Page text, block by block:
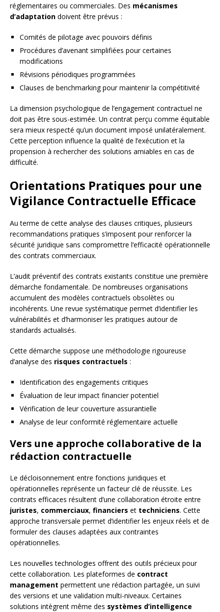
réglementaires ou commerciales. Des mécanismes
d’adaptation doivent être prévus :
Comités de pilotage avec pouvoirs définis
Procédures d’avenant simplifiées pour certaines
modifications
Révisions périodiques programmées
Clauses de benchmarking pour maintenir la compétitivité
La dimension psychologique de l’engagement contractuel ne
doit pas être sous-estimée. Un contrat perçu comme équitable
sera mieux respecté qu’un document imposé unilatéralement.
Cette perception influence la qualité de l’exécution et la
propension à rechercher des solutions amiables en cas de
difficulté.
Orientations Pratiques pour une
Vigilance Contractuelle Efficace
Au terme de cette analyse des clauses critiques, plusieurs
recommandations pratiques s’imposent pour renforcer la
sécurité juridique sans compromettre l’efficacité opérationnelle
des contrats commerciaux.
L’audit préventif des contrats existants constitue une première
démarche fondamentale. De nombreuses organisations
accumulent des modèles contractuels obsolètes ou
incohérents. Une revue systématique permet d’identifier les
vulnérabilités et d’harmoniser les pratiques autour de
standards actualisés.
Cette démarche suppose une méthodologie rigoureuse
d’analyse des risques contractuels :
Identification des engagements critiques
Évaluation de leur impact financier potentiel
Vérification de leur couverture assurantielle
Analyse de leur conformité réglementaire actuelle
Vers une approche collaborative de la
rédaction contractuelle
Le décloisonnement entre fonctions juridiques et
opérationnelles représente un facteur clé de réussite. Les
contrats efficaces résultent d’une collaboration étroite entre
juristes, commerciaux, financiers et techniciens. Cette
approche transversale permet d’identifier les enjeux réels et de
formuler des clauses adaptées aux contraintes
opérationnelles.
Les nouvelles technologies offrent des outils précieux pour
cette collaboration. Les plateformes de contract
management permettent une rédaction partagée, un suivi
des versions et une validation multi-niveaux. Certaines
solutions intègrent même des systèmes d’intelligence